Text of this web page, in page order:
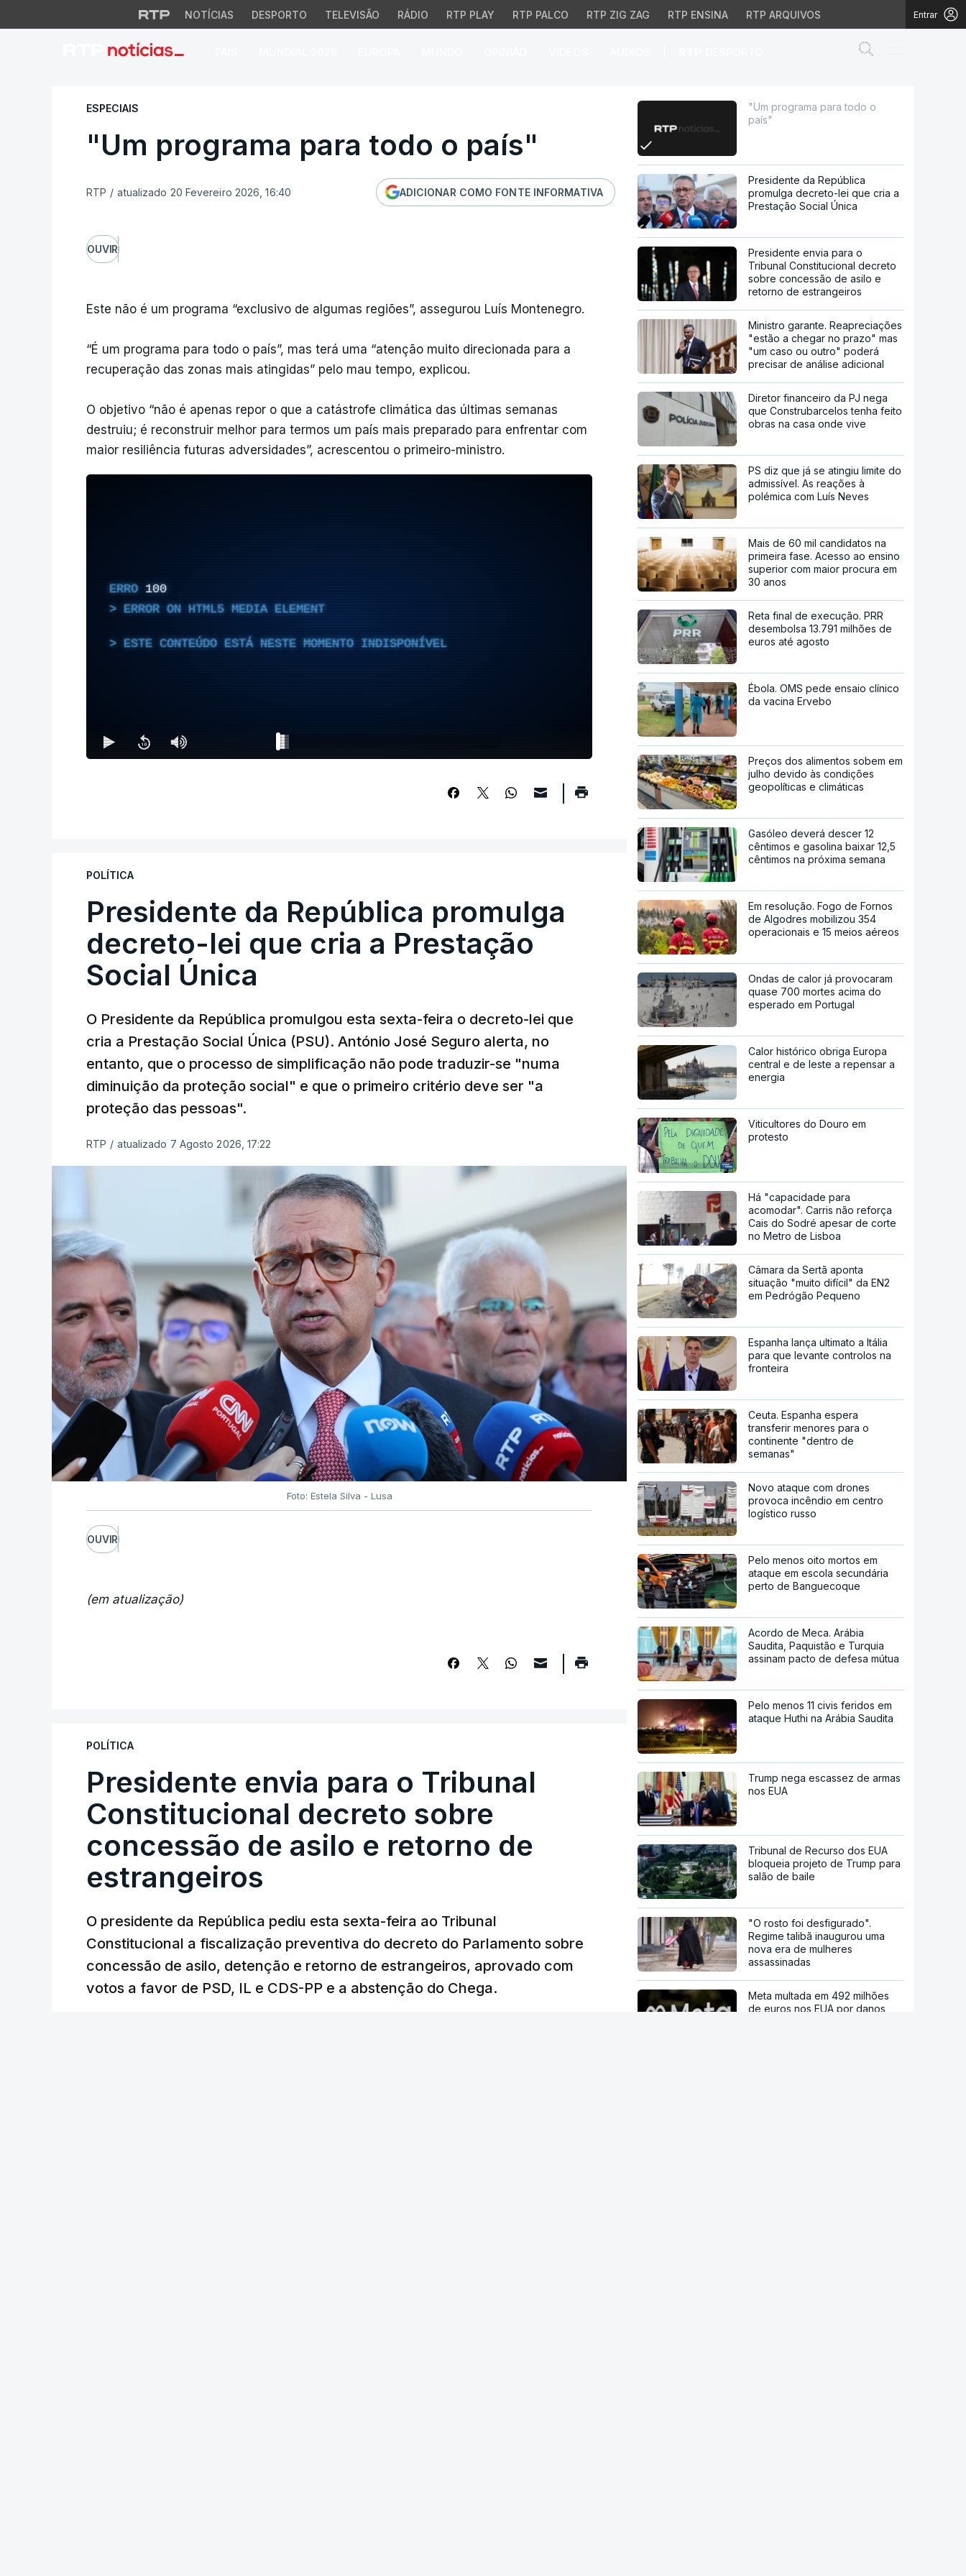
NOTÍCIAS DESPORTO TELEVISÃO RÁDIO RTP PLAY RTP PALCO RTP ZIG ZAG RTP ENSINA RTP ARQUIVOS Entrar
"Um programa para todo o país"
ESPECIAIS
"Um programa para todo o país"
RTP / atualizado 20 Fevereiro 2026, 16:40 ADICIONAR COMO FONTE INFORMATIVA
OUVIR
Este não é um programa “exclusivo de algumas regiões”, assegurou Luís Montenegro.
“É um programa para todo o país”, mas terá uma “atenção muito direcionada para a
recuperação das zonas mais atingidas” pelo mau tempo, explicou.
O objetivo “não é apenas repor o que a catástrofe climática das últimas semanas
destruiu; é reconstruir melhor para termos um país mais preparado para enfrentar com
maior resiliência futuras adversidades”, acrescentou o primeiro-ministro.
ERRO 100
ERROR ON HTML5 MEDIA ELEMENT
ESTE CONTEÚDO ESTÁ NESTE MOMENTO INDISPONÍVEL
POLÍTICA
Presidente da República promulga
decreto-lei que cria a Prestação
Social Única
O Presidente da República promulgou esta sexta-feira o decreto-lei que
cria a Prestação Social Única (PSU). António José Seguro alerta, no
entanto, que o processo de simplificação não pode traduzir-se "numa
diminuição da proteção social" e que o primeiro critério deve ser "a
proteção das pessoas".
RTP / atualizado 7 Agosto 2026, 17:22
Foto: Estela Silva - Lusa
OUVIR
(em atualização)
POLÍTICA
Presidente envia para o Tribunal
Constitucional decreto sobre
concessão de asilo e retorno de
estrangeiros
O presidente da República pediu esta sexta-feira ao Tribunal
Constitucional a fiscalização preventiva do decreto do Parlamento sobre
concessão de asilo, detenção e retorno de estrangeiros, aprovado com
votos a favor de PSD, IL e CDS-PP e a abstenção do Chega.
"Um programa para todo o
país"
Presidente da República
promulga decreto-lei que cria a
Prestação Social Única
Presidente envia para o
Tribunal Constitucional decreto
sobre concessão de asilo e
retorno de estrangeiros
Ministro garante. Reapreciações
"estão a chegar no prazo" mas
"um caso ou outro" poderá
precisar de análise adicional
Diretor financeiro da PJ nega
que Construbarcelos tenha feito
obras na casa onde vive
PS diz que já se atingiu limite do
admissível. As reações à
polémica com Luís Neves
Mais de 60 mil candidatos na
primeira fase. Acesso ao ensino
superior com maior procura em
30 anos
Reta final de execução. PRR
desembolsa 13.791 milhões de
euros até agosto
Ébola. OMS pede ensaio clínico
da vacina Ervebo
Preços dos alimentos sobem em
julho devido às condições
geopolíticas e climáticas
Gasóleo deverá descer 12
cêntimos e gasolina baixar 12,5
cêntimos na próxima semana
Em resolução. Fogo de Fornos
de Algodres mobilizou 354
operacionais e 15 meios aéreos
Ondas de calor já provocaram
quase 700 mortes acima do
esperado em Portugal
Calor histórico obriga Europa
central e de leste a repensar a
energia
Viticultores do Douro em
protesto
Há "capacidade para
acomodar". Carris não reforça
Cais do Sodré apesar de corte
no Metro de Lisboa
Câmara da Sertã aponta
situação "muito difícil" da EN2
em Pedrógão Pequeno
Espanha lança ultimato a Itália
para que levante controlos na
fronteira
Ceuta. Espanha espera
transferir menores para o
continente "dentro de
semanas"
Novo ataque com drones
provoca incêndio em centro
logístico russo
Pelo menos oito mortos em
ataque em escola secundária
perto de Banguecoque
Acordo de Meca. Arábia
Saudita, Paquistão e Turquia
assinam pacto de defesa mútua
Pelo menos 11 civis feridos em
ataque Huthi na Arábia Saudita
Trump nega escassez de armas
nos EUA
Tribunal de Recurso dos EUA
bloqueia projeto de Trump para
salão de baile
"O rosto foi desfigurado".
Regime talibã inaugurou uma
nova era de mulheres
assassinadas
Meta multada em 492 milhões
de euros nos EUA por danos